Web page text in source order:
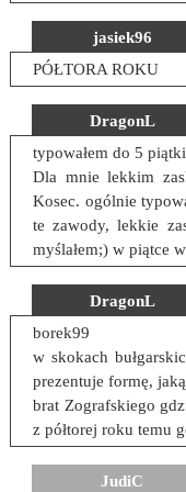
jasiek96
PÓŁTORA ROKU
DragonL
typowałem do 5
Dla mnie lekkim
Kosec. ogólnie
te zawody, lekkie
myślałem;) w piątce
DragonL
borek99
w skokach
prezentuje formę,
brat Zografskiego
z półtorej roku temu
JudiC